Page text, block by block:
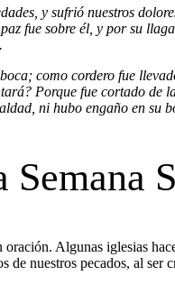
y sufrió nuestros
fue sobre él, y por su
como cordero fue
Porque fue cortado de
ni hubo engaño en su
oración. Algunas iglesias
de nuestros pecados, al